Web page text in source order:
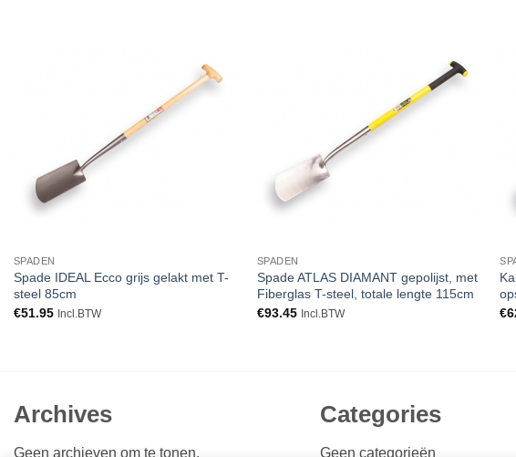
Toevoegen
aan
verlanglijst
SPADEN
Spade IDEAL Ecco grijs gelakt met T-
steel 85cm
€51.95 Incl.BTW
Toevoegen
aan
verlanglijst
SPADEN
Spade ATLAS DIAMANT gepolijst, met
Fiberglas T-steel, totale lengte 115cm
€93.45 Incl.BTW
€
Archives
Geen archieven om te tonen.
Categories
Geen categorieën